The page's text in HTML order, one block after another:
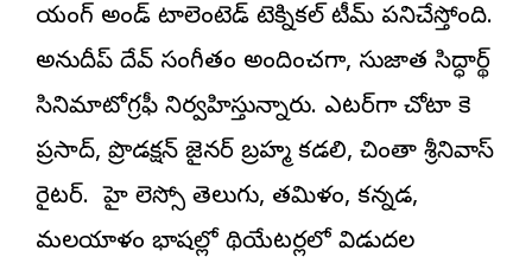
యంగ్ అండ్ టాలెంటెడ్ టెక్నికల్ టీమ్ పనిచేస్తోంది.
అనుదీప్ దేవ్ సంగీతం అందించగా, సుజాత సిద్ధార్థ్
సినిమాటోగ్రఫీ నిర్వహిస్తున్నారు. ఎడిటర్‌గా చోటా కె
ప్రసాద్, ప్రొడక్షన్ డిజైనర్‌ బ్రహ్మ కడలి, చింతా శ్రీనివాస్
రైటర్. హై లెస్సో తెలుగు, తమిళం, కన్నడ,
మలయాళం భాషల్లో థియేటర్లలో విడుదల